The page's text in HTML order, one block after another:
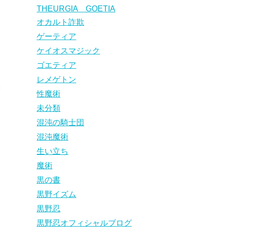
THEURGIA GOETIA
オカルト詐欺
ゲーティア
ケイオスマジック
ゴエティア
レメゲトン
性魔術
未分類
混沌の騎士団
混沌魔術
生い立ち
魔術
黒の書
黒野イズム
黒野忍
黒野忍オフィシャルブログ